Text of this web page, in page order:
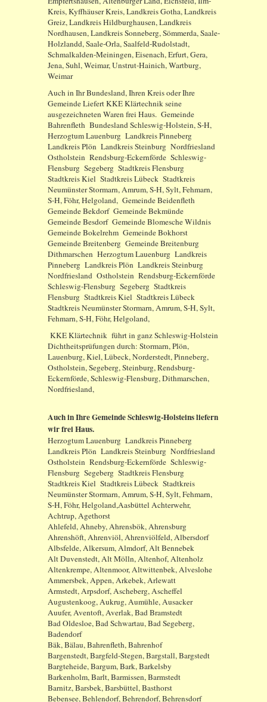
Kreis, Kyffhäuser Kreis, Landkreis Gotha, Landkreis
Greiz, Landkreis Hildburghausen, Landkreis
Nordhausen, Landkreis Sonneberg, Sömmerda, Saale-
Holzlandd, Saale-Orla, Saalfeld-Rudolstadt,
Schmalkalden-Meiningen, Eisenach, Erfurt, Gera,
Jena, Suhl, Weimar, Unstrut-Hainich, Wartburg,
Weimar
Auch in Ihr Bundesland, Ihren Kreis oder Ihre
Gemeinde Liefert KKE Klärtechnik seine
ausgezeichneten Waren frei Haus. Gemeinde
Bahrenfleth Bundesland Schleswig-Holstein, S-H,
Herzogtum Lauenburg Landkreis Pinneberg
Landkreis Plön Landkreis Steinburg Nordfriesland
Ostholstein Rendsburg-Eckernförde Schleswig-
Flensburg Segeberg Stadtkreis Flensburg
Stadtkreis Kiel Stadtkreis Lübeck Stadtkreis
Neumünster Stormarn, Amrum, S-H, Sylt, Fehmarn,
S-H, Föhr, Helgoland, Gemeinde Beidenfleth
Gemeinde Bekdorf Gemeinde Bekmünde
Gemeinde Besdorf Gemeinde Blomesche Wildnis
Gemeinde Bokelrehm Gemeinde Bokhorst
Gemeinde Breitenberg Gemeinde Breitenburg
Dithmarschen Herzogtum Lauenburg Landkreis
Pinneberg Landkreis Plön Landkreis Steinburg
Nordfriesland Ostholstein Rendsburg-Eckernförde
Schleswig-Flensburg Segeberg Stadtkreis
Flensburg Stadtkreis Kiel Stadtkreis Lübeck
Stadtkreis Neumünster Stormarn, Amrum, S-H, Sylt,
Fehmarn, S-H, Föhr, Helgoland,
KKE Klärtechnik führt in ganz Schleswig-Holstein
Dichtheitsprüfungen durch: Stormarn, Plön,
Lauenburg, Kiel, Lübeck, Norderstedt, Pinneberg,
Ostholstein, Segeberg, Steinburg, Rendsburg-
Eckernförde, Schleswig-Flensburg, Dithmarschen,
Nordfriesland,
Auch in Ihre Gemeinde Schleswig-Holsteins liefern
wir frei Haus.
Herzogtum Lauenburg Landkreis Pinneberg
Landkreis Plön Landkreis Steinburg Nordfriesland
Ostholstein Rendsburg-Eckernförde Schleswig-
Flensburg Segeberg Stadtkreis Flensburg
Stadtkreis Kiel Stadtkreis Lübeck Stadtkreis
Neumünster Stormarn, Amrum, S-H, Sylt, Fehmarn,
S-H, Föhr, Helgoland,Aasbüttel Achterwehr,
Achtrup, Agethorst
Ahlefeld, Ahneby, Ahrensbök, Ahrensburg
Ahrenshöft, Ahrenviöl, Ahrenviölfeld, Albersdorf
Albsfelde, Alkersum, Almdorf, Alt Bennebek
Alt Duvenstedt, Alt Mölln, Altenhof, Altenholz
Altenkrempe, Altenmoor, Altwittenbek, Alveslohe
Ammersbek, Appen, Arkebek, Arlewatt
Armstedt, Arpsdorf, Ascheberg, Ascheffel
Augustenkoog, Aukrug, Aumühle, Ausacker
Auufer, Aventoft, Averlak, Bad Bramstedt
Bad Oldesloe, Bad Schwartau, Bad Segeberg,
Badendorf
Bäk, Bälau, Bahrenfleth, Bahrenhof
Bargenstedt, Bargfeld-Stegen, Bargstall, Bargstedt
Bargteheide, Bargum, Bark, Barkelsby
Barkenholm, Barlt, Barmissen, Barmstedt
Barnitz, Barsbek, Barsbüttel, Basthorst
Bebensee, Behlendorf, Behrendorf, Behrensdorf